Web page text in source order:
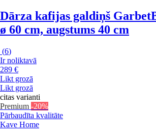
Dārza kafijas galdiņš Garbet
ø 60 cm, augstums 40 cm
(6)
Ir noliktavā
289 €
Likt grozā
Likt grozā
citas varianti
Premium -20%
Pārbaudīta kvalitāte
Kave Home